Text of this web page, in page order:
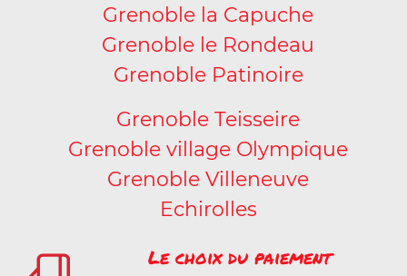
Grenoble la Capuche
Grenoble le Rondeau
Grenoble Patinoire
Grenoble Teisseire
Grenoble village Olympique
Grenoble Villeneuve
Echirolles
Le choix du paiement